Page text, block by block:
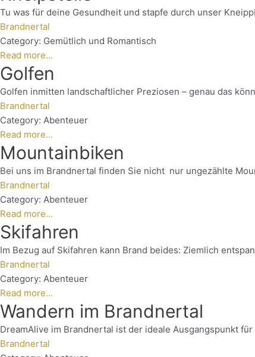
Tu was für deine Gesundheit und stapfe durch unser
Brandnertal
Category: Gemütlich und Romantisch
Read more...
Golfen
Golfen inmitten landschaftlicher Preziosen – genau das
Brandnertal
Category: Abenteuer
Read more...
Mountainbiken
Bei uns im Brandnertal finden Sie nicht nur ungezählte
Brandnertal
Category: Abenteuer
Read more...
Skifahren
Im Bezug auf Skifahren kann Brand beides: Ziemlich
Brandnertal
Category: Abenteuer
Read more...
Wandern im Brandnertal
DreamAlive im Brandnertal ist der ideale Ausgangspunkt
Brandnertal